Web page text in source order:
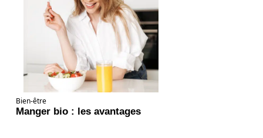
Bien-être
Manger bio : les avantages